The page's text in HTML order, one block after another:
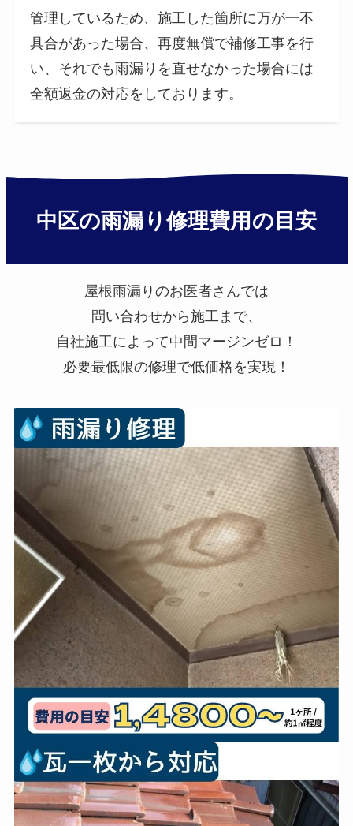
管理しているため、施工した箇所に万が一不
具合があった場合、再度無償で補修工事を行
い、それでも雨漏りを直せなかった場合には
全額返金の対応をしております。
中区の雨漏り修理費用の目安
屋根雨漏りのお医者さんでは
問い合わせから施工まで、
自社施工によって中間マージンゼロ！
必要最低限の修理で低価格を実現！